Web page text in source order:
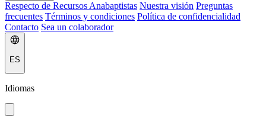
Respecto de Recursos Anabaptistas Nuestra visión Preguntas
frecuentes Términos y condiciones Política de confidencialidad
Contacto Sea un colaborador
ES
Idiomas